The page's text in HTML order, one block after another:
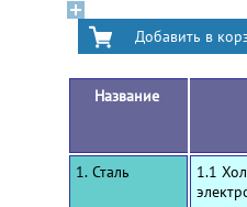
Название
1. Сталь
1.1